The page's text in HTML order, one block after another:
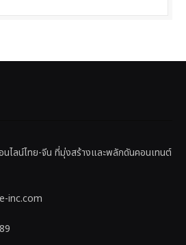
ไลน์ไทย-จีน ที่มุ่งสร้างและพลักดันคอนเทนต์
inc.com